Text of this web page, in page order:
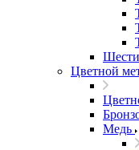
Цветной
Медь